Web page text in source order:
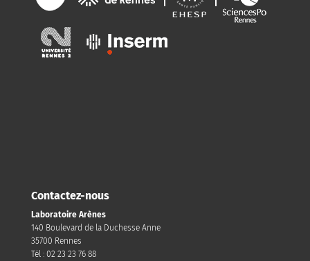
Contactez-nous
Laboratoire Arènes
140 Boulevard de la Duchesse Anne
35700 Rennes
Tél : 02 23 23 76 88